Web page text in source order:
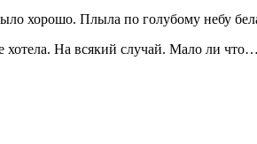
хорошо. Плыла по голубому небу
хотела. На всякий случай. Мало ли что…